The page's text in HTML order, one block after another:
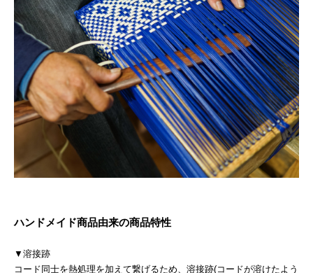
ハンドメイド商品由来の商品特性
▼溶接跡
コード同士を熱処理を加えて繋げるため、溶接跡(コードが溶けたよう